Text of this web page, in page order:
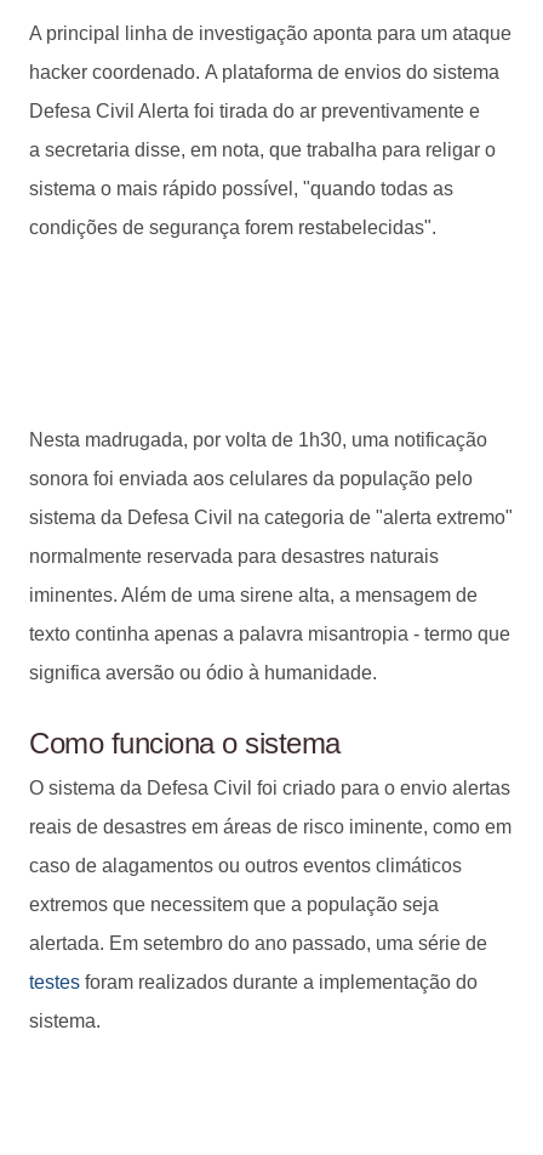
A principal linha de investigação aponta para um ataque
hacker coordenado. A plataforma de envios do sistema
Defesa Civil Alerta foi tirada do ar preventivamente e
a secretaria disse, em nota, que trabalha para religar o
sistema o mais rápido possível, "quando todas as
condições de segurança forem restabelecidas".
Nesta madrugada, por volta de 1h30, uma notificação
sonora foi enviada aos celulares da população pelo
sistema da Defesa Civil na categoria de "alerta extremo"
normalmente reservada para desastres naturais
iminentes. Além de uma sirene alta, a mensagem de
texto continha apenas a palavra misantropia - termo que
significa aversão ou ódio à humanidade.
Como funciona o sistema
O sistema da Defesa Civil foi criado para o envio alertas
reais de desastres em áreas de risco iminente, como em
caso de alagamentos ou outros eventos climáticos
extremos que necessitem que a população seja
alertada. Em setembro do ano passado, uma série de
testes foram realizados durante a implementação do
sistema.